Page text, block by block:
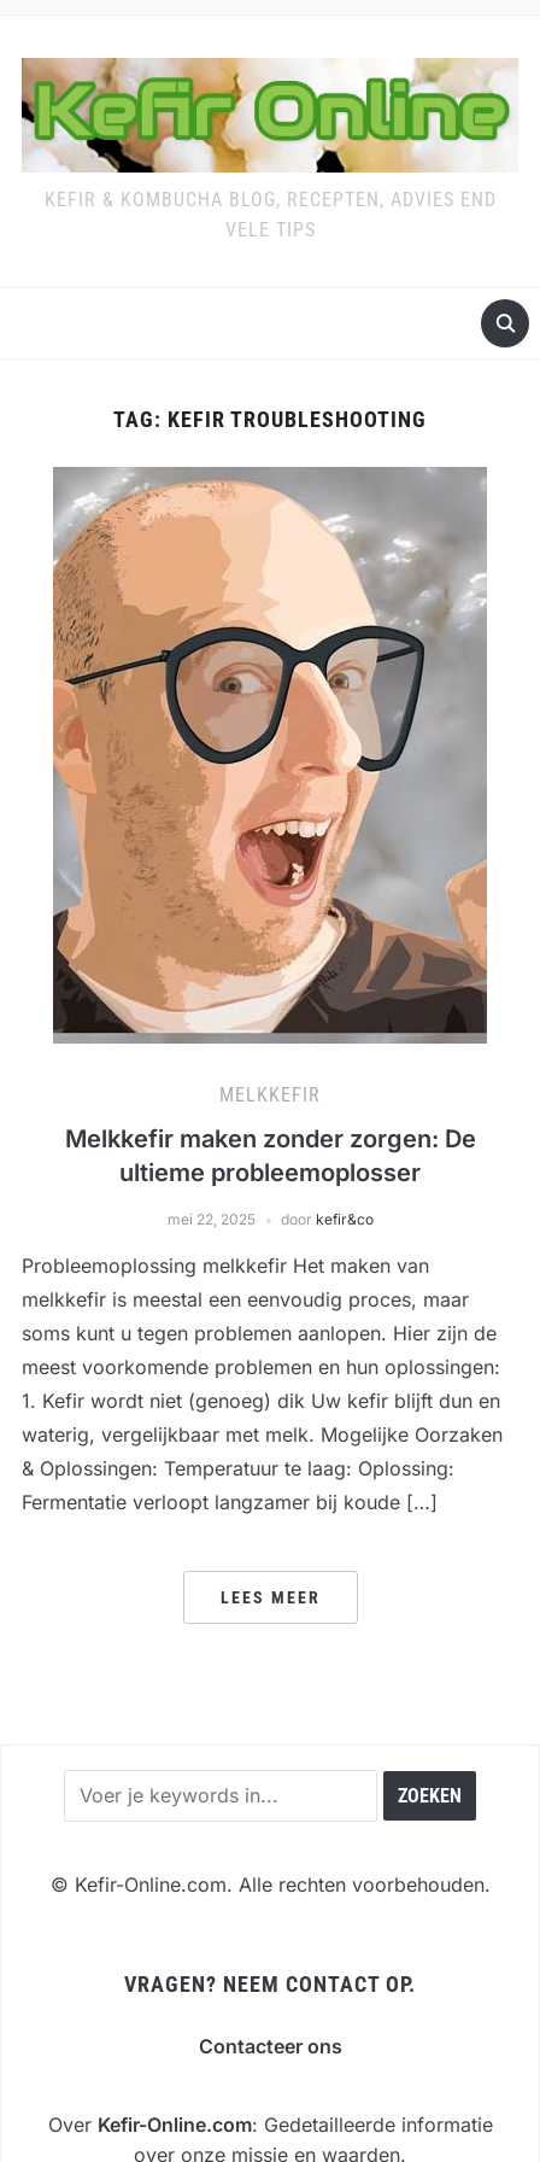
KEFIR & KOMBUCHA BLOG, RECEPTEN, ADVIES END
VELE TIPS
TAG: KEFIR TROUBLESHOOTING
MELKKEFIR
Melkkefir maken zonder zorgen: De
ultieme probleemoplosser
mei 22, 2025 door kefir&co
Probleemoplossing melkkefir Het maken van
melkkefir is meestal een eenvoudig proces, maar
soms kunt u tegen problemen aanlopen. Hier zijn de
meest voorkomende problemen en hun oplossingen:
1. Kefir wordt niet (genoeg) dik Uw kefir blijft dun en
waterig, vergelijkbaar met melk. Mogelijke Oorzaken
& Oplossingen: Temperatuur te laag: Oplossing:
Fermentatie verloopt langzamer bij koude […]
LEES MEER
© Kefir-Online.com. Alle rechten voorbehouden.
VRAGEN? NEEM CONTACT OP.
Contacteer ons
Over Kefir-Online.com: Gedetailleerde informatie
over onze missie en waarden.